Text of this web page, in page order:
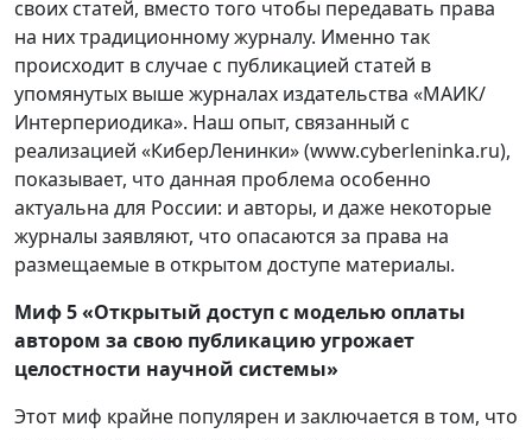
своих статей, вместо того чтобы передавать права
на них традиционному журналу. Именно так
происходит в случае с публикацией статей в
упомянутых выше журналах издательства «МАИК/
Интерпериодика». Наш опыт, связанный с
реализацией «КиберЛенинки» (www.cyberleninka.ru),
показывает, что данная проблема особенно
актуальна для России: и авторы, и даже некоторые
журналы заявляют, что опасаются за права на
размещаемые в открытом доступе материалы.
Миф 5 «Открытый доступ с моделью оплаты
автором за свою публикацию угрожает
целостности научной системы»
Этот миф крайне популярен и заключается в том, что